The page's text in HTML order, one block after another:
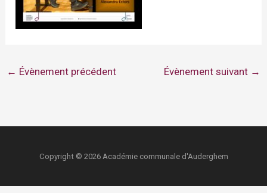
← Évènement précédent Évènement suivant →
Copyright © 2026 Académie communale d'Auderghem